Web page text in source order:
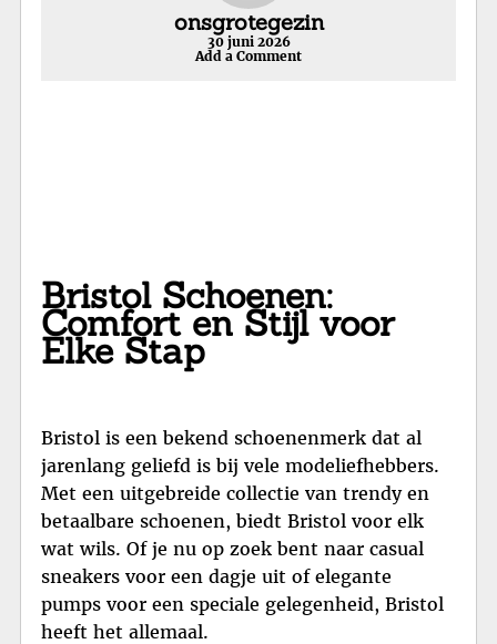
onsgrotegezin
30 juni 2026
Add a Comment
Bristol Schoenen:
Comfort en Stijl voor
Elke Stap
Bristol is een bekend schoenenmerk dat al
jarenlang geliefd is bij vele modeliefhebbers.
Met een uitgebreide collectie van trendy en
betaalbare schoenen, biedt Bristol voor elk
wat wils. Of je nu op zoek bent naar casual
sneakers voor een dagje uit of elegante
pumps voor een speciale gelegenheid, Bristol
heeft het allemaal.